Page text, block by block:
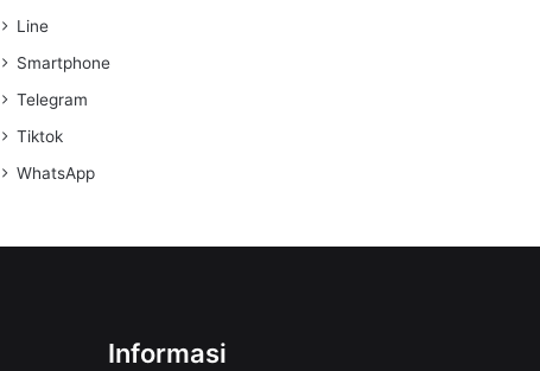
Line
Smartphone
Telegram
Tiktok
WhatsApp
Informasi